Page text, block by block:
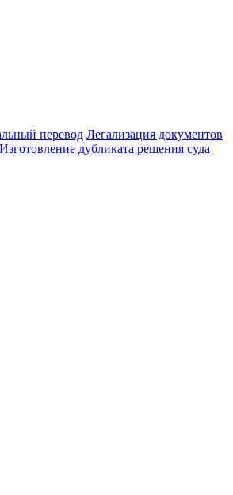
перевод Легализация документов
Изготовление дубликата решения суда